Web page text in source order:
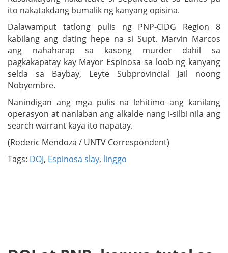
ito nakatakdang bumalik ng kanyang opisina.
Dalawamput tatlong pulis ng PNP-CIDG Region 8
kabilang ang dating hepe na si Supt. Marvin Marcos
ang nahaharap sa kasong murder dahil sa
pagkakapatay kay Mayor Espinosa sa loob ng kanyang
selda sa Baybay, Leyte Subprovincial Jail noong
Nobyembre.
Nanindigan ang mga pulis na lehitimo ang kanilang
operasyon at nanlaban ang alkalde nang i-silbi nila ang
search warrant kaya ito napatay.
(Roderic Mendoza / UNTV Correspondent)
Tags: DOJ, Espinosa slay, linggo